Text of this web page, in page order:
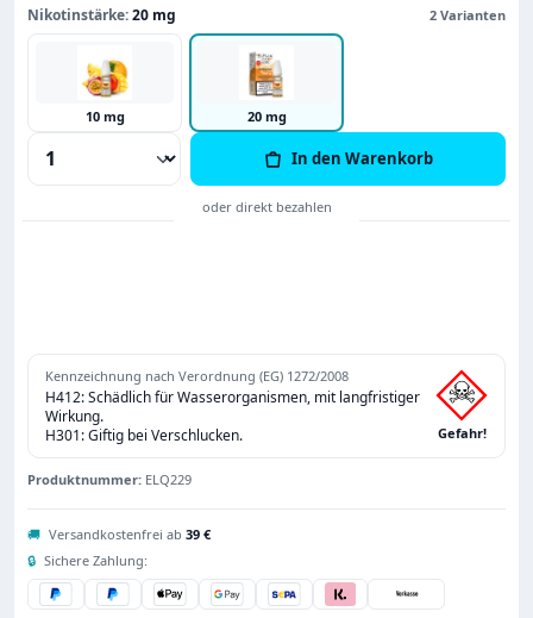
Nikotinstärke:20 mg 2 Varianten
10 mg 20 mg
Produkt Anzahl: Gib den gewünschten
In den Warenkorb
Kennzeichnung nach Verordnung (EG) 1272/2008
H412: Schädlich für Wasserorganismen, mit langfristiger
Wirkung.
H301: Giftig bei Verschlucken.
Gefahr!
Produktnummer: ELQ229
🚚 Versandkostenfrei ab 39 €
🔒 Sichere Zahlung: